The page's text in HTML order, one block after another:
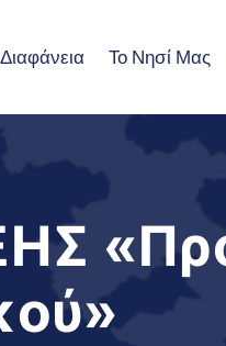
Διαφάνεια Το Νησί Μας